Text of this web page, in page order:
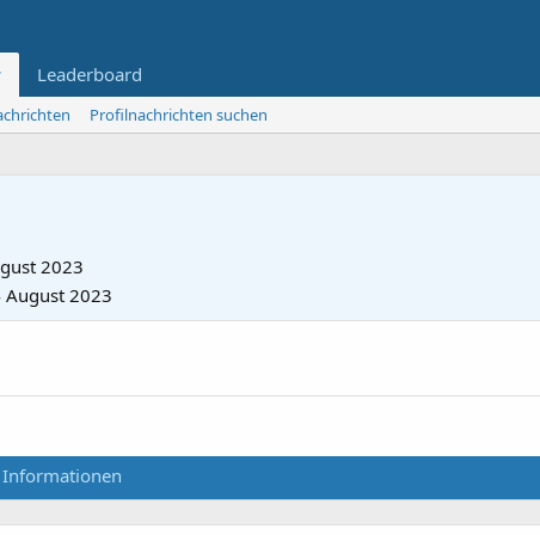
Leaderboard
Profilnachrichten suchen
2023
August 2023
Informationen